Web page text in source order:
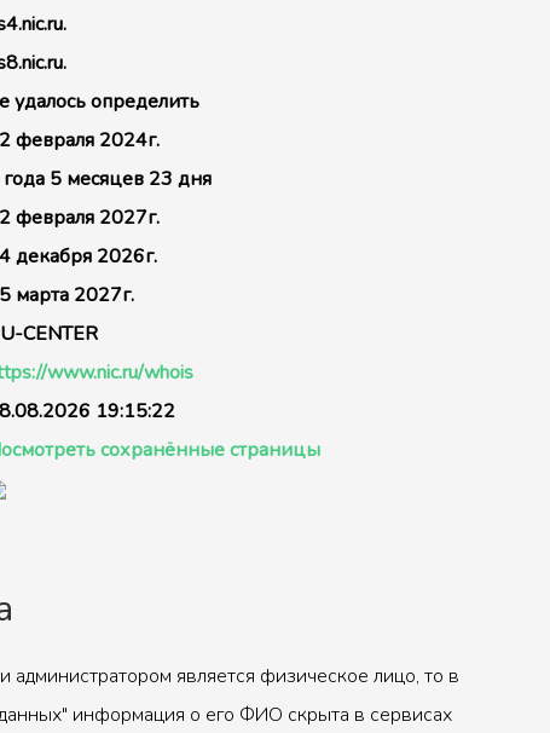
удалось определить
февраля 2024г.
5 месяцев 23 дня
февраля 2027г.
декабря 2026г.
марта 2027г.
CENTER
www.nic.ru/whois
19:15:22
сохранённые страницы
является физическое лицо, то в
информация о его ФИО скрыта в сервисах